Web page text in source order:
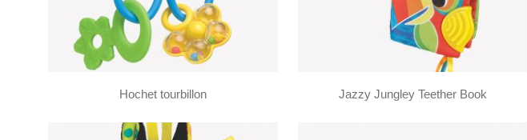
Hochet tourbillon Jazzy Jungley Teether Book